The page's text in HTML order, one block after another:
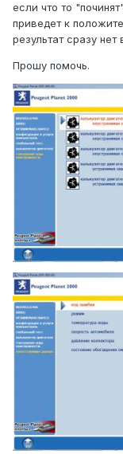
если что то
приведет к
результат сразу
Прошу помочь.